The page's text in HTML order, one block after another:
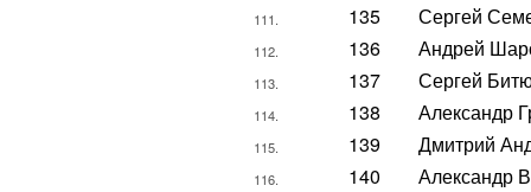
111. 135 Сергей
112. 136 Андрей
113. 137 Сергей
114. 138 Александр
115. 139 Дмитрий
116. 140 Александр